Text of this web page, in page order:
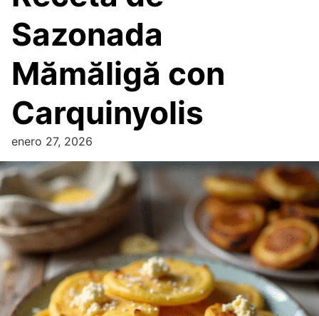
Sazonada
Mămăligă con
Carquinyolis
enero 27, 2026